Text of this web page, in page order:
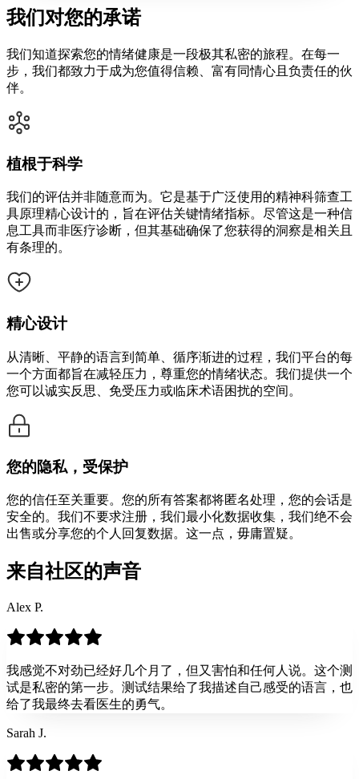
我们对您的承诺
我们知道探索您的情绪健康是一段极其私密的旅程。在每一
步，我们都致力于成为您值得信赖、富有同情心且负责任的伙
伴。
植根于科学
我们的评估并非随意而为。它是基于广泛使用的精神科筛查工
具原理精心设计的，旨在评估关键情绪指标。尽管这是一种信
息工具而非医疗诊断，但其基础确保了您获得的洞察是相关且
有条理的。
精心设计
从清晰、平静的语言到简单、循序渐进的过程，我们平台的每
一个方面都旨在减轻压力，尊重您的情绪状态。我们提供一个
您可以诚实反思、免受压力或临床术语困扰的空间。
您的隐私，受保护
您的信任至关重要。您的所有答案都将匿名处理，您的会话是
安全的。我们不要求注册，我们最小化数据收集，我们绝不会
出售或分享您的个人回复数据。这一点，毋庸置疑。
来自社区的声音
Alex P.
我感觉不对劲已经好几个月了，但又害怕和任何人说。这个测
试是私密的第一步。测试结果给了我描述自己感受的语言，也
给了我最终去看医生的勇气。
Sarah J.